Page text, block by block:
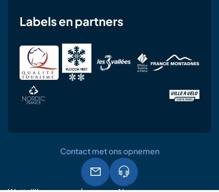
Labels en partners
Contact met ons opnemen